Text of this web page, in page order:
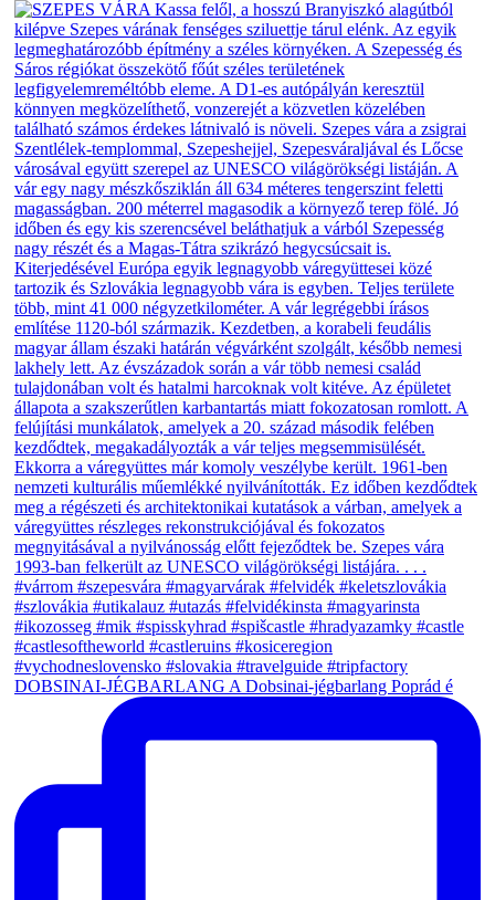
DOBSINAI-JÉGBARLANG A Dobsinai-jégbarlang Poprád é